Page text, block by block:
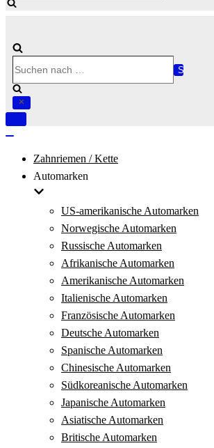
nach …
Navigation
Zahnriemen / Kette
Automarken
US-amerikanische Automarken
Norwegische Automarken
Russische Automarken
Afrikanische Automarken
Amerikanische Automarken
Italienische Automarken
Französische Automarken
Deutsche Automarken
Spanische Automarken
Chinesische Automarken
Südkoreanische Automarken
Japanische Automarken
Asiatische Automarken
Britische Automarken